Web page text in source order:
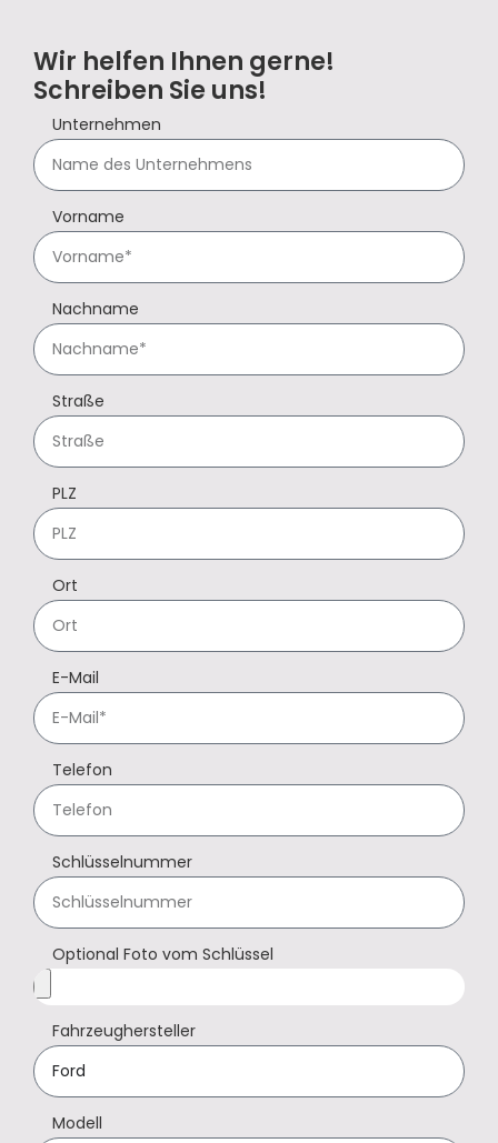
Wir helfen Ihnen gerne!
Schreiben Sie uns!
Unternehmen
Vorname
Nachname
Straße
PLZ
Ort
E-Mail
Telefon
Schlüsselnummer
Optional Foto vom Schlüssel
Fahrzeughersteller
Modell